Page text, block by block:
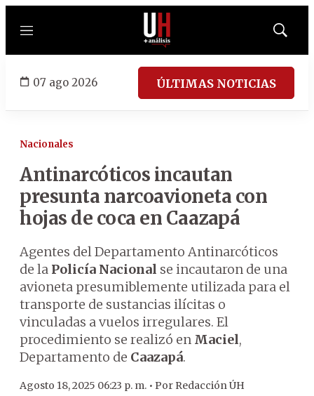
Menú
Mostrar
07 ago 2026 ÚLTIMAS NOTICIAS
Nacionales
Antinarcóticos incautan
presunta narcoavioneta con
hojas de coca en Caazapá
Agentes del Departamento Antinarcóticos
de la Policía Nacional se incautaron de una
avioneta presumiblemente utilizada para el
transporte de sustancias ilícitas o
vinculadas a vuelos irregulares. El
procedimiento se realizó en Maciel,
Departamento de Caazapá.
Agosto 18, 2025 06:23 p. m. • Por Redacción ÚH